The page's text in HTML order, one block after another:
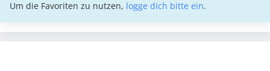
Um die Favoriten zu nutzen, logge dich bitte ein.